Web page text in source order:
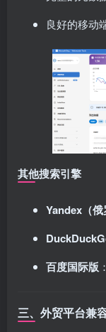
良好的移动
其他搜索引擎
Yandex（俄
百度国际版
三、外贸平台兼